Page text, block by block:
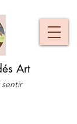
Art
sentir